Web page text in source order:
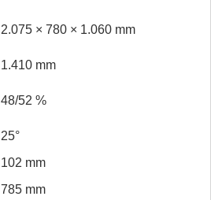
2.075 × 780 × 1.060 mm
1.410 mm
48/52 %
25°
102 mm
785 mm